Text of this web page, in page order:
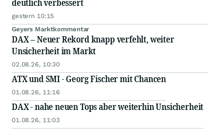
deutlich verbessert
gestern 10:15
Geyers Marktkommentar
DAX – Neuer Rekord knapp verfehlt, weiter
Unsicherheit im Markt
02.08.26, 10:30
ATX und SMI - Georg Fischer mit Chancen
01.08.26, 11:16
DAX - nahe neuen Tops aber weiterhin Unsicherheit
01.08.26, 11:03